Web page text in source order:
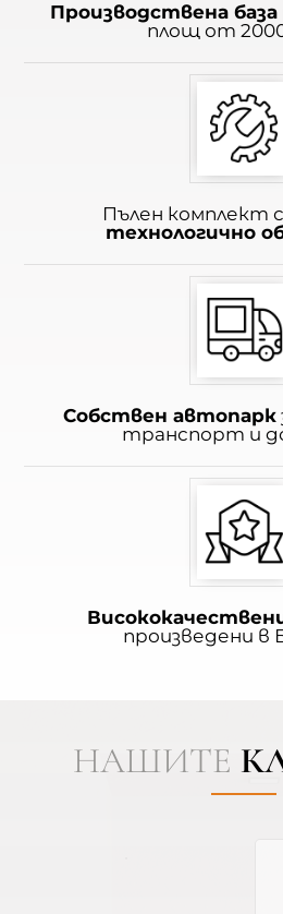
Производствена база
площ от
Пълен комплект
технологично
Собствен автопарк
транспорт и
произведени в
НАШИТЕ